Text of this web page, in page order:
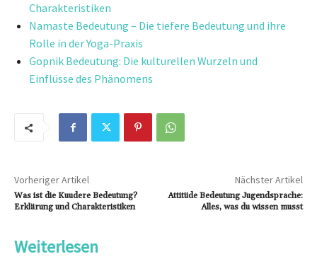
Charakteristiken
Namaste Bedeutung – Die tiefere Bedeutung und ihre
Rolle in der Yoga-Praxis
Gopnik Bedeutung: Die kulturellen Wurzeln und
Einflüsse des Phänomens
Vorheriger Artikel
Was ist die Kuudere Bedeutung?
Erklärung und Charakteristiken
Nächster Artikel
Attitüde Bedeutung Jugendsprache:
Alles, was du wissen musst
Weiterlesen